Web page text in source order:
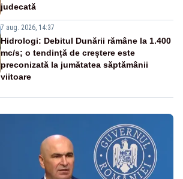
judecată
7 aug. 2026, 14:37
Hidrologi: Debitul Dunării rămâne la 1.400
mc/s; o tendință de creștere este
preconizată la jumătatea săptămânii
viitoare